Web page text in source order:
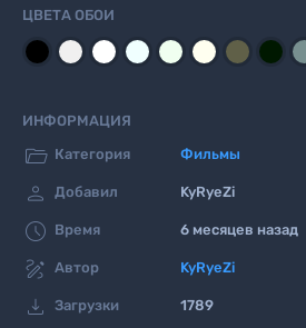
ЦВЕТА ОБОИ
ИНФОРМАЦИЯ
 Категория Фильмы
 Добавил KyRyeZi
 Время 6 месяцев назад
 Автор KyRyeZi
 Загрузки 1789